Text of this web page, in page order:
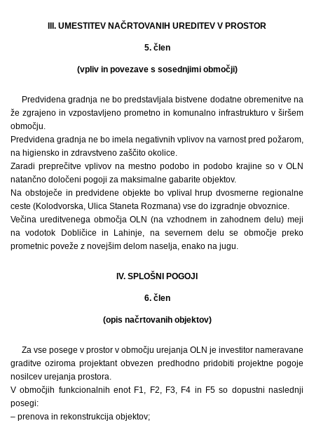
III. UMESTITEV NAČRTOVANIH UREDITEV V PROSTOR
5. člen
(vpliv in povezave s sosednjimi območji)
Predvidena gradnja ne bo predstavljala bistvene dodatne obremenitve na
že zgrajeno in vzpostavljeno prometno in komunalno infrastrukturo v širšem
območju.
Predvidena gradnja ne bo imela negativnih vplivov na varnost pred požarom,
na higiensko in zdravstveno zaščito okolice.
Zaradi preprečitve vplivov na mestno podobo in podobo krajine so v OLN
natančno določeni pogoji za maksimalne gabarite objektov.
Na obstoječe in predvidene objekte bo vplival hrup dvosmerne regionalne
ceste (Kolodvorska, Ulica Staneta Rozmana) vse do izgradnje obvoznice.
Večina ureditvenega območja OLN (na vzhodnem in zahodnem delu) meji
na vodotok Dobličice in Lahinje, na severnem delu se območje preko
prometnic poveže z novejšim delom naselja, enako na jugu.
IV. SPLOŠNI POGOJI
6. člen
(opis načrtovanih objektov)
Za vse posege v prostor v območju urejanja OLN je investitor nameravane
graditve oziroma projektant obvezen predhodno pridobiti projektne pogoje
nosilcev urejanja prostora.
V območjih funkcionalnih enot F1, F2, F3, F4 in F5 so dopustni naslednji
posegi:
– prenova in rekonstrukcija objektov;